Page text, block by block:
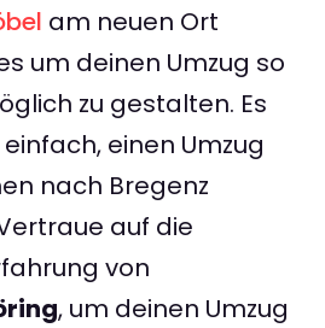
am neuen Ort
um deinen Umzug so
zu gestalten. Es
einen Umzug
nach Bregenz
auf die
von
, um deinen Umzug